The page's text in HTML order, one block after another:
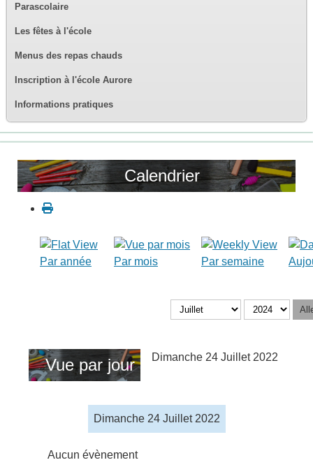
Parascolaire
Les fêtes à l'école
Menus des repas chauds
Inscription à l'école Aurore
Informations pratiques
Calendrier
Par année Par mois Par semaine
Vue par jour Dimanche 24 Juillet 2022
Dimanche 24 Juillet 2022
Aucun évènement